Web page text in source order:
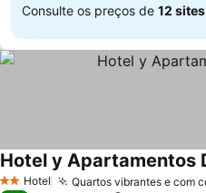
Consulte os preços de 12 sites
2 Estrelas
Hotel Quartos vibrantes e com
Hotel y Apartamentos